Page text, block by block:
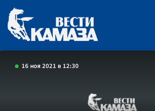
16 ноя 2021 в 12:30